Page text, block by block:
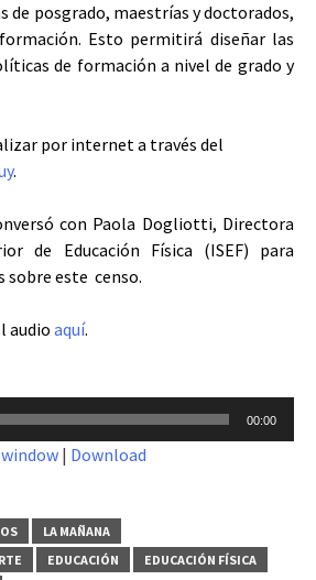
de posgrado, maestrías y doctorados,
Esto permitirá diseñar las
de formación a nivel de grado y
por internet a través del
.
con Paola Dogliotti, Directora
de Educación Física (ISEF) para
sobre este censo.
audio aquí.
00:00
| Download
LA MAÑANA
EDUCACIÓN
EDUCACIÓN FÍSICA